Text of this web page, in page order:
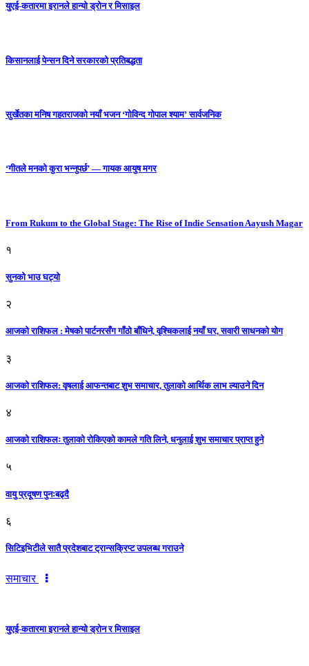
युएई-कतारमा इरानले हान्यो ड्रोन र मिसाइल
किसानलाई पेन्सन दिने सरकारको प्रतिबद्धता
सुर्खेतका मनिष गहतराजको नयाँ भजन ‘गोविन्द गोपाल श्याम’ सार्वजनिक
‘गीतले मनको कुरा भन्नुपर्छ’ — गायक आयुष मगर
From Rukum to the Global Stage: The Rise of Indie Sensation Aayush Magar
१
सुनको भाउ घट्याे
२
आजको राशिफल : मेषको पार्टनरसँग गाँठो बाँधिने, वृश्चिकलाई नयाँ घर, सवारी साधनकाे याेग
३
आजकाे राशिफल: वृषलाई आफन्तबाट शुभ समाचार, तुलाकाे आर्थिक लाभ ल्याउने दिन
४
आजको राशिफलः तुलाकाे रोकिएको कामले गति लिने, धनुलाई शुभ समाचार प्राप्त हुने
५
वायु प्रदूषण पुनःबढ्दै
६
सिटिइभिटीले सातै प्रदेशबाट ट्रान्सक्रिप्ट उपलब्ध गराउने
समाचार
युएई-कतारमा इरानले हान्यो ड्रोन र मिसाइल